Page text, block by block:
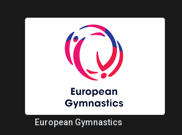
European Gymnastics